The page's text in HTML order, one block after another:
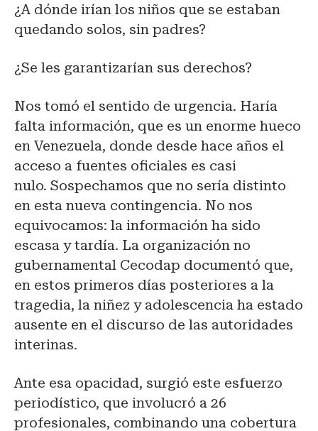
¿A dónde irían los niños que se estaban
quedando solos, sin padres?
¿Se les garantizarían sus derechos?
Nos tomó el sentido de urgencia. Haría
falta información, que es un enorme hueco
en Venezuela, donde desde hace años el
acceso a fuentes oficiales es casi
nulo. Sospechamos que no sería distinto
en esta nueva contingencia. No nos
equivocamos: la información ha sido
escasa y tardía. La organización no
gubernamental Cecodap documentó que,
en estos primeros días posteriores a la
tragedia, la niñez y adolescencia ha estado
ausente en el discurso de las autoridades
interinas.
Ante esa opacidad, surgió este esfuerzo
periodístico, que involucró a 26
profesionales, combinando una cobertura